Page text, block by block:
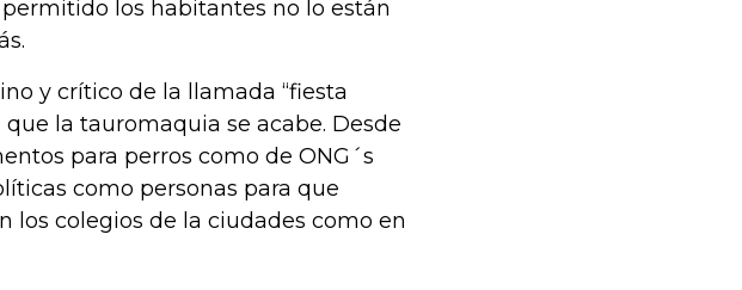
los habitantes no lo están
y crítico de la llamada “fiesta
la tauromaquia se acabe. Desde
para perros como de ONG´s
como personas para que
colegios de la ciudades como en